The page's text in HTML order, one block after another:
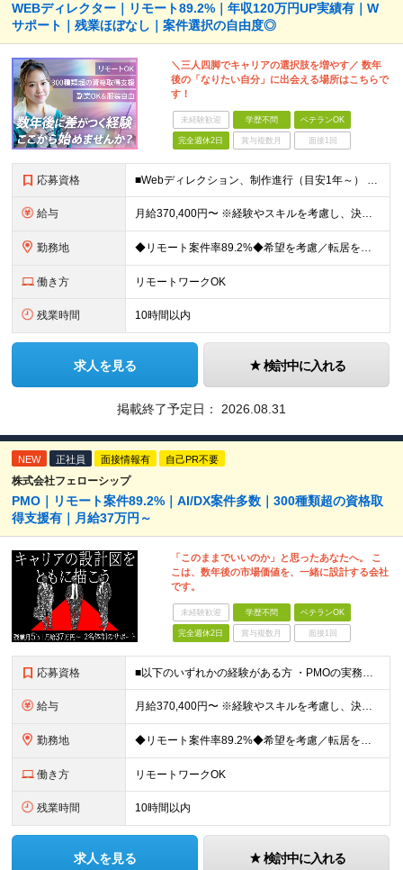
WEBディレクター｜リモート89.2%｜年収120万円UP実績有｜W
サポート｜残業ほぼなし｜案件選択の自由度◎
＼三人四脚でキャリアの選択肢を増やす／ 数年
後の「なりたい自分」に出会える場所はこちらで
す！
未経験歓迎 学歴不問 ベテランOK
完全週休2日 賞与複数月 面接1回
応募資格 ■Webディレクション、制作進行（目安1年～） ■学歴不問 ＼こんな方を求めています／ ◎将来的にPM・PMOへのステップアップや、事業会社への転籍を目指したい方 ◎クライアントや制作チームと連携し
給与 月給370,400円〜 ※経験やスキルを考慮し、決定いたします ※上記金額には固定残業代（30時間分/70,400円～）を含みます。超過分は別途全額支給いたします ※試用期間6カ月あり（期間中の給与・
勤務地 ◆リモート案件率89.2%◆希望を考慮／転居を伴う転勤なし 一都三県のクライアント先＋在宅勤務（案件により異なります） 【本社】東京都千代田区内幸町2-2-3 日比谷国際ビル3F (変更の範囲)上
働き方 リモートワークOK
残業時間 10時間以内
求人を見る 検討中に入れる
掲載終了予定日： 2026.08.31
NEW 正社員 面接情報有 自己PR不要
株式会社フェローシップ
PMO｜リモート案件89.2%｜AI/DX案件多数｜300種類超の資格取
得支援有｜月給37万円～
「このままでいいのか」と思ったあなたへ。 こ
こは、数年後の市場価値を、一緒に設計する会社
です。
未経験歓迎 学歴不問 ベテランOK
完全週休2日 賞与複数月 面接1回
応募資格 ■以下のいずれかの経験がある方 ・PMOの実務経験がある方 ・Webディレクター、進行管理の経験がある方 ・プロジェクト推進・システム導入支援の実務経験がある方 ・情シス・社内SEとして社内のプロジェ
給与 月給370,400円〜 ※経験やスキルを考慮し、決定いたします ※上記金額には固定残業代（30時間分/70,400円～）を含みます。超過分は別途全額支給いたします ※試用期間6カ月あり（期間中の給与・
勤務地 ◆リモート案件率89.2%◆希望を考慮／転居を伴う転勤なし 一都三県のクライアント先＋在宅勤務（案件により異なります） 【本社】東京都千代田区内幸町2-2-3 日比谷国際ビル3F (変更の範囲)上
働き方 リモートワークOK
残業時間 10時間以内
求人を見る 検討中に入れる